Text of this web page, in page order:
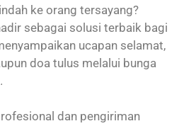
ke orang tersayang?
sebagai solusi terbaik bagi
ucapan selamat,
doa tulus melalui bunga
dan pengiriman